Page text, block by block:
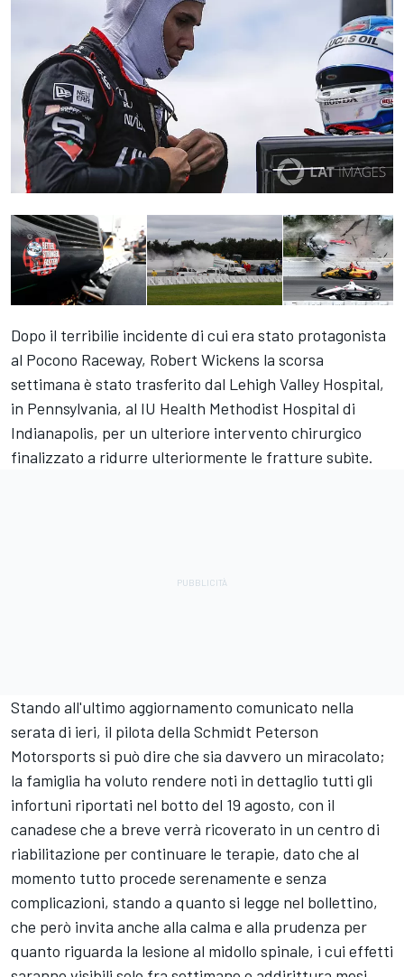
Dopo il terribilie incidente di cui era stato protagonista
al Pocono Raceway, Robert Wickens la scorsa
settimana è stato trasferito dal Lehigh Valley Hospital,
in Pennsylvania, al IU Health Methodist Hospital di
Indianapolis, per un ulteriore intervento chirurgico
finalizzato a ridurre ulteriormente le fratture subìte.
Stando all'ultimo aggiornamento comunicato nella
serata di ieri, il pilota della Schmidt Peterson
Motorsports si può dire che sia davvero un miracolato;
la famiglia ha voluto rendere noti in dettaglio tutti gli
infortuni riportati nel botto del 19 agosto, con il
canadese che a breve verrà ricoverato in un centro di
riabilitazione per continuare le terapie, dato che al
momento tutto procede serenamente e senza
complicazioni, stando a quanto si legge nel bollettino,
che però invita anche alla calma e alla prudenza per
quanto riguarda la lesione al midollo spinale, i cui effetti